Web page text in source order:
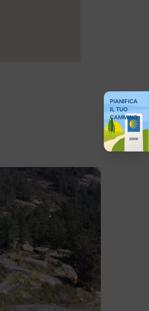
PIANIFICA
IL TUO
CAMMINO